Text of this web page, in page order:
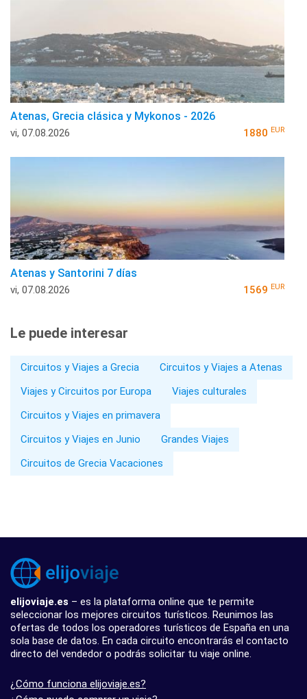
Atenas, Grecia clásica y Mykonos - 2026
vi, 07.08.2026 1880 EUR
Atenas y Santorini 7 días
vi, 07.08.2026 1569 EUR
Le puede interesar
Circuitos y Viajes a Grecia
Circuitos y Viajes a Atenas
Viajes y Circuitos por Europa
Viajes culturales
Circuitos y Viajes en primavera
Circuitos y Viajes en Junio
Grandes Viajes
Circuitos de Grecia Vacaciones
elijoviaje.es – es la plataforma online que te permite
seleccionar los mejores circuitos turísticos. Reunimos las
ofertas de todos los operadores turísticos de España en una
sola base de datos. En cada circuito encontrarás el contacto
directo del vendedor o podrás solicitar tu viaje online.
¿Cómo funciona elijoviaje.es?